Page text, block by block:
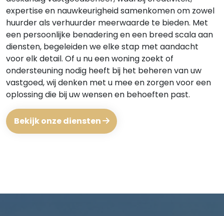
expertise en nauwkeurigheid samenkomen om zowel
huurder als verhuurder meerwaarde te bieden. Met
een persoonlijke benadering en een breed scala aan
diensten, begeleiden we elke stap met aandacht
voor elk detail. Of u nu een woning zoekt of
ondersteuning nodig heeft bij het beheren van uw
vastgoed, wij denken met u mee en zorgen voor een
oplossing die bij uw wensen en behoeften past.
Bekijk onze diensten